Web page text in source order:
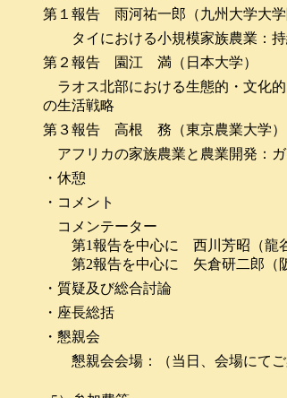
第１報告 雨河祐一郎（九州大学大学
タイにおける小規模家族農業：持
第２報告 園江 満（日本大学）
ラオス北部における生態的・文化
の生活戦略
第３報告 高根 務（東京農業大学）
アフリカの家族農業と農業開発：
・休憩
・コメント
コメンテーター
第1報告を中心に 西川芳昭（龍
第2報告を中心に 矢倉研二郎（
・質疑及び総合討論
・座長総括
・懇親会
懇親会会場：（当日、会場にてご